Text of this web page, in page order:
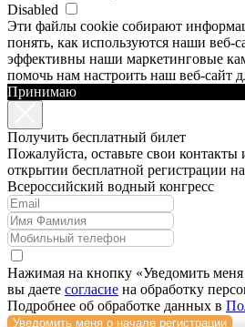
Disabled
Эти файлы cookie собирают
понять, как используются наши веб-
эффективны наши маркетинговые
помочь нам настроить наш веб-сайт
Принимаю
Получить бесплатный билет
Пожалуйста, оставьте свои
открытии бесплатной регистрации
Всероссийский водный конгресс
Нажимая на кнопку «Уведомить меня
вы даете согласие на обработку
Подробнее об обработке данных в
Уведомить меня о начале регистрации